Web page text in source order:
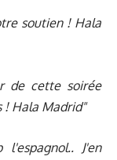
soutien ! Hala
de cette soirée
! Hala Madrid"
J'en